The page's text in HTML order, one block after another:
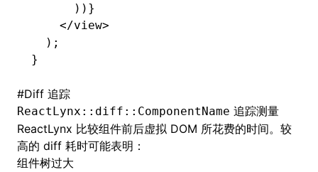
      ))}
    </
view>
  );
}
#Diff 追踪
ReactLynx::diff::ComponentName 追踪测量
ReactLynx 比较组件前后虚拟 DOM 所花费的时间。较
高的 diff 耗时可能表明：
组件树过大